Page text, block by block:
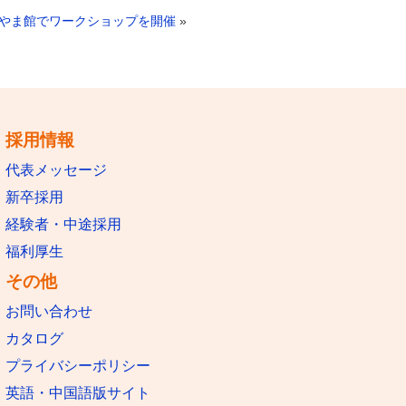
ま館でワークショップを開催 »
採用情報
代表メッセージ
新卒採用
経験者・中途採用
福利厚生
その他
お問い合わせ
カタログ
プライバシーポリシー
英語・中国語版サイト